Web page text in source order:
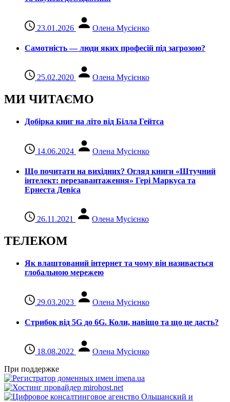
23.01.2026 Олена Мусієнко
Самотність — люди яких професій під загрозою?
25.02.2020 Олена Мусієнко
МИ ЧИТАЄМО
Добірка книг на літо від Білла Гейтса
14.06.2024 Олена Мусієнко
Що почитати на вихідних? Огляд книги «Штучний
інтелект: перезавантаження» Гері Маркуса та
Ернеста Девіса
26.11.2021 Олена Мусієнко
ТЕЛЕКОМ
Як влаштований інтернет та чому він називається
глобальною мережею
29.03.2023 Олена Мусієнко
Стрибок від 5G до 6G. Коли, навіщо та що це даcть?
18.08.2022
Олена Мусієнко
При поддержке